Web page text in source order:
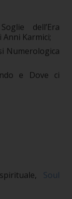
dell’Era
Anni Karmici;
Numerologica
e Dove ci
Soul